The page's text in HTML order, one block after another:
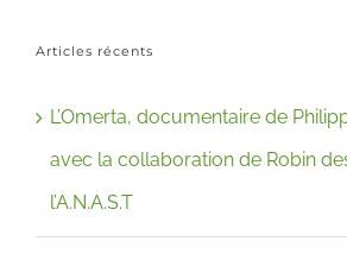
Articles récents
L’Omerta, documentaire de
avec la collaboration de Robin
l’A.N.A.S.T